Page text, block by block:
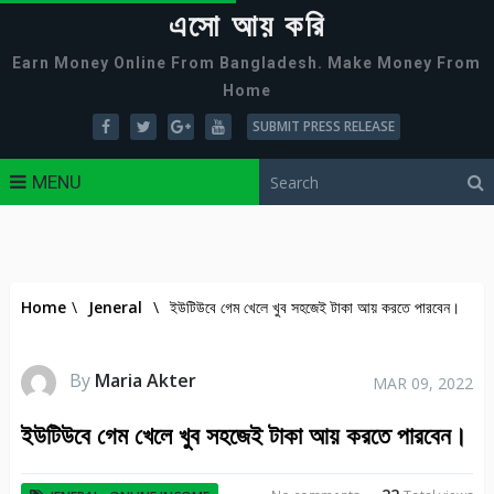
এসো আয় করি
Earn Money Online From Bangladesh. Make Money From
Home
SUBMIT PRESS RELEASE
MENU
Home \ Jeneral \ ইউটিউবে গেম খেলে খুব সহজেই টাকা আয় করতে পারবেন।
By Maria Akter MAR 09, 2022
ইউটিউবে গেম খেলে খুব সহজেই টাকা আয় করতে পারবেন।